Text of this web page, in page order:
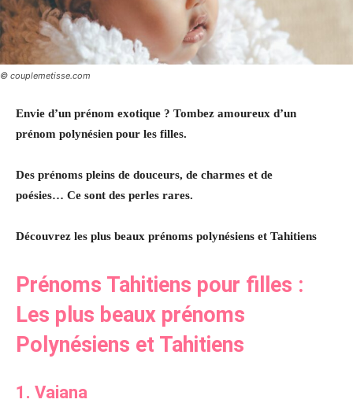
© couplemetisse.com
Envie d’un prénom exotique ? Tombez amoureux d’un
prénom polynésien pour les filles.
Des prénoms pleins de douceurs, de charmes et de
poésies… Ce sont des perles rares.
Découvrez les plus beaux prénoms polynésiens et Tahitiens
Prénoms Tahitiens pour filles :
Les plus beaux prénoms
Polynésiens et Tahitiens
1. Vaiana